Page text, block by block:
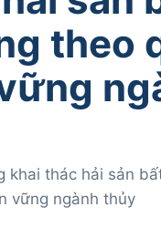
theo
khai thác hải sản
vững ngành thủy